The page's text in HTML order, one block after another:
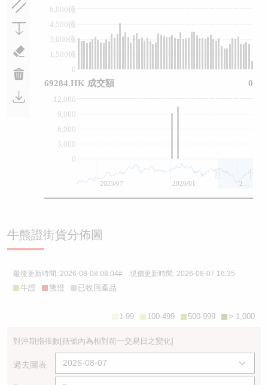
0
1,500億
3,000億
4,500億
6,000億
0
3,000
6,000
9,000
12,000
2025/07 2026/01
69284.HK 成交額 0
牛熊證街貨分佈圖
最後更新時間: 2026-08-08 08:04# 現價更新時間: 2026-08-07 16:35
牛證 熊證 已收回產品
> 1,000
500-999
100-499
1-99
對沖期指張數[括號內為相對前一交易日之變化]
過去圖表